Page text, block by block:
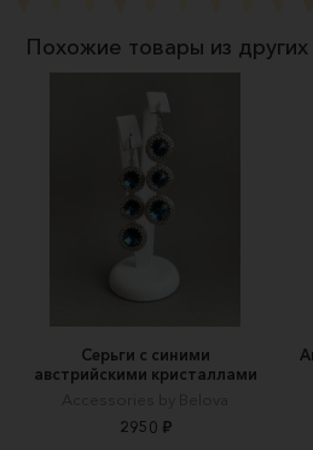
Похожие товары из других
Серьги с синими
австрийскими кристаллами
Accessories by Belova
2950 ₽